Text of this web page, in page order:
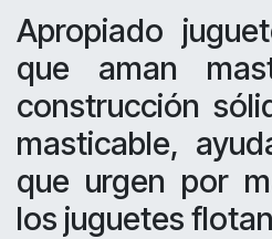
Apropiado
que aman
construcción
masticable,
que urgen por
los juguetes